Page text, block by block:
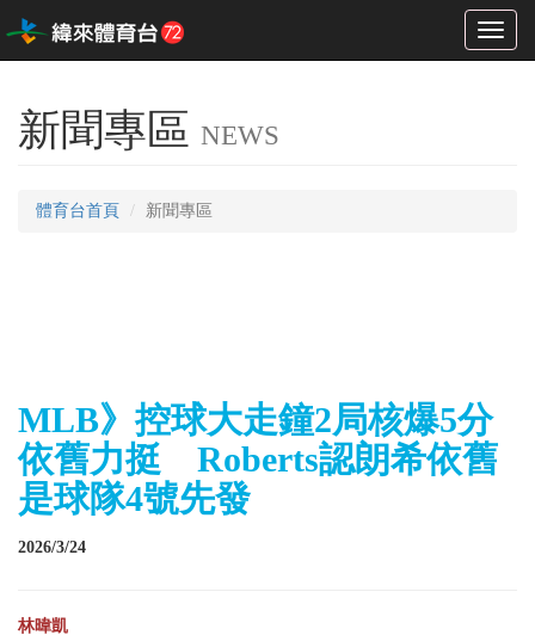
Toggle
新聞專區 NEWS
體育台首頁 新聞專區
MLB》控球大走鐘2局核爆5分
依舊力挺 Roberts認朗希依舊
是球隊4號先發
2026/3/24
林暐凱